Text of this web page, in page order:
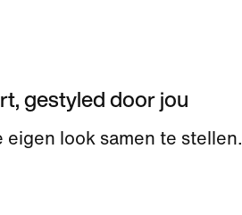
gestyled door jou
eigen look samen te stellen.